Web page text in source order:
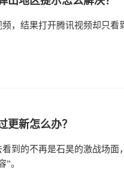
，结果打开腾讯视频却只看
更新怎么办？
到的不再是石昊的激战场面
。